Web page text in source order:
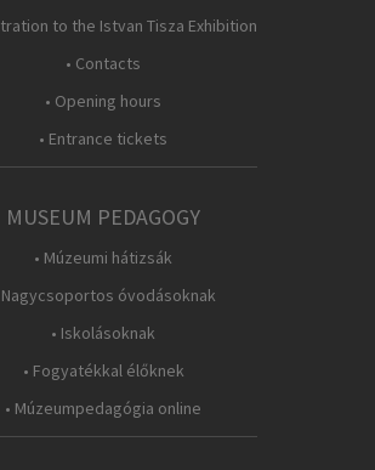
to the Istvan Tisza Exhibition
• Contacts
• Opening hours
• Entrance tickets
MUSEUM PEDAGOGY
• Múzeumi hátizsák
Nagycsoportos óvodásoknak
• Iskolásoknak
• Fogyatékkal élőknek
• Múzeumpedagógia online